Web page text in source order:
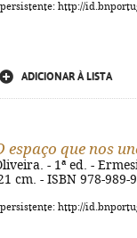
http://
ADICIONAR À LISTA
espaço que nos
- 1ª ed. -
cm. - ISBN 978-989-
http://